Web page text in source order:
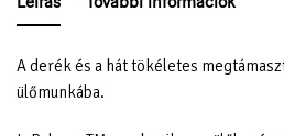
A derék és a hát tökéletes
ülőmunkába.